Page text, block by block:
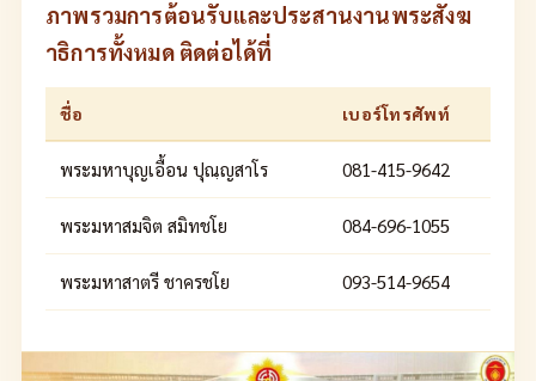
ภาพรวมการต้อนรับและประสานงานพระสังฆ
าธิการทั้งหมด ติดต่อได้ที่
ชื่อ เบอร์โทรศัพท์
พระมหาบุญเอื้อน ปุณฺญสาโร 081-415-9642
พระมหาสมจิต สมิทชโย 084-696-1055
พระมหาสาตรี ชาครชโย 093-514-9654